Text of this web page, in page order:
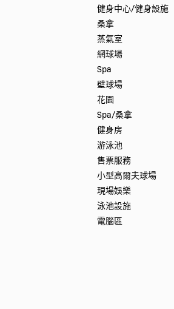
健身中心/健身設施
桑拿
蒸氣室
網球場
Spa
壁球場
花園
Spa/桑拿
健身房
游泳池
售票服務
小型高爾夫球場
現場娛樂
泳池設施
電腦區